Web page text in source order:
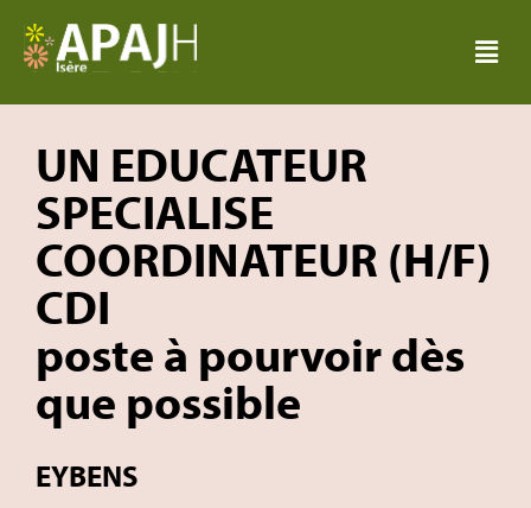
UN EDUCATEUR
SPECIALISE
COORDINATEUR (H/F)
CDI
poste à pourvoir dès
que possible
EYBENS